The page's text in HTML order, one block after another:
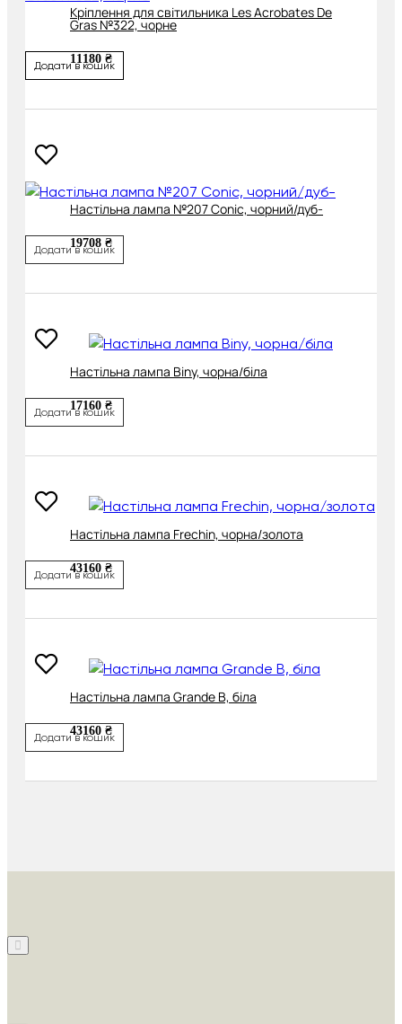
Кріплення для світильника Les Acrobates De
Gras №322, чорне
11180 ₴
Додати в кошик
Настільна лампа №207 Conic, чорний/дуб-
19708 ₴
Додати в кошик
Настільна лампа Biny, чорна/біла
17160 ₴
Додати в кошик
Настільна лампа Frechin, чорна/золота
43160 ₴
Додати в кошик
Настільна лампа Grande B, біла
43160 ₴
Додати в кошик